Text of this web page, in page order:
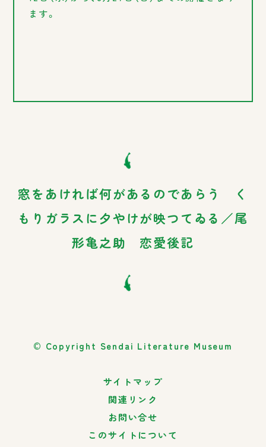
窓をあければ何があるのであらう く
もりガラスに夕やけが映つてゐる／尾
形亀之助 恋愛後記
ます。
© Copyright Sendai Literature Museum
サイトマップ
関連リンク
お問い合せ
このサイトについて